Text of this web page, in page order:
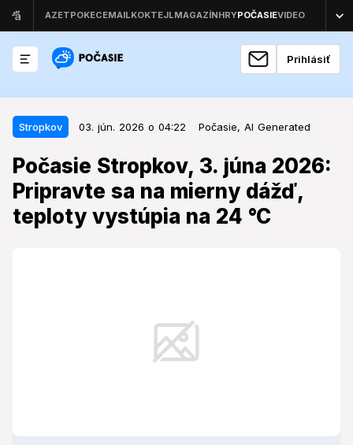
Prihlásiť
Stropkov 03. jún. 2026 o 04:22 Počasie, AI Generated
Počasie Stropkov, 3. júna 2026:
Pripravte sa na mierny dážď,
teploty vystúpia na 24 °C
Stropkov 03. jún. 2026 o 04:22
Počasie Stropkov, 3. júna 2026:
Pripravte sa na mierny dážď,
teploty vystúpia na 24 °C